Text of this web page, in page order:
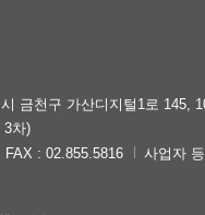
금천구 가산디지털1로 145,
3차)
FAX : 02.855.5816 사업자